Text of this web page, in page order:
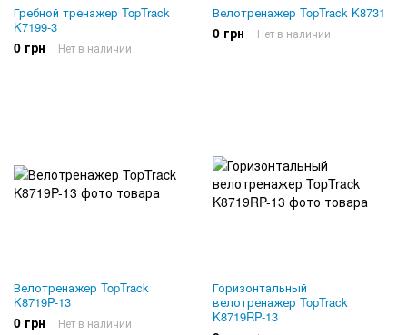
Гребной тренажер TopTrack
K7199-3
0 грн Нет в наличии
Велотренажер TopTrack K8731
0 грн Нет в наличии
Велотренажер TopTrack
K8719P-13
0 грн Нет в наличии
Горизонтальный
велотренажер TopTrack
K8719RP-13